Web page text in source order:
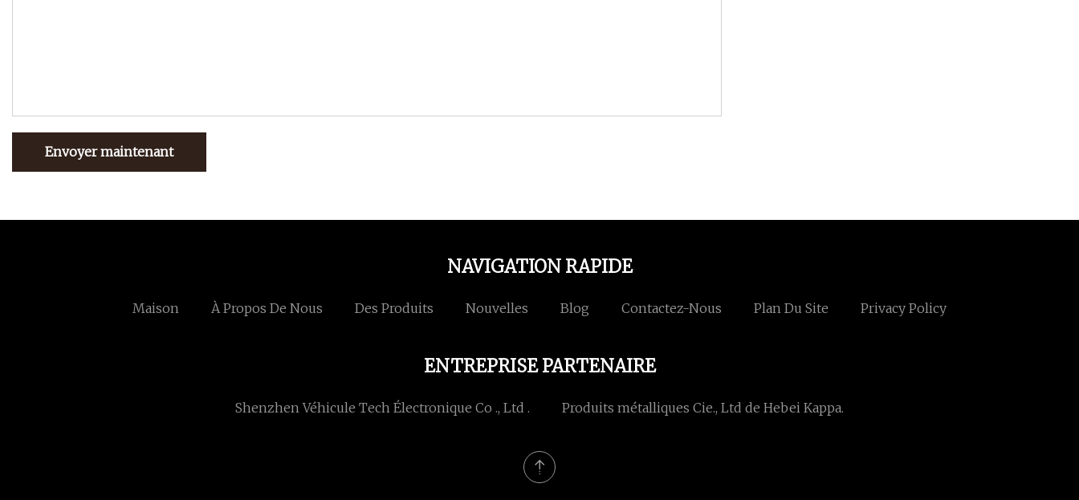
Envoyer maintenant
NAVIGATION RAPIDE
Maison À Propos De Nous Des Produits Nouvelles Blog Contactez-Nous Plan Du Site Privacy Policy
ENTREPRISE PARTENAIRE
Shenzhen Véhicule Tech Électronique Co ., Ltd . Produits métalliques Cie., Ltd de Hebei Kappa.